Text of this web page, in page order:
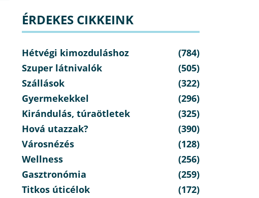
ÉRDEKES CIKKEINK
Hétvégi kimozduláshoz
(784)
Szuper látnivalók
(505)
Szállások
(322)
Gyermekekkel
(296)
Kirándulás, túraötletek
(325)
Hová utazzak?
(390)
Városnézés
(128)
Wellness
(256)
Gasztronómia
(259)
Titkos úticélok
(172)